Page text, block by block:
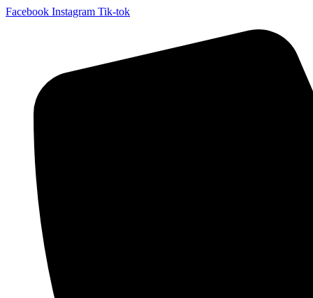
Facebook Instagram Tik-tok